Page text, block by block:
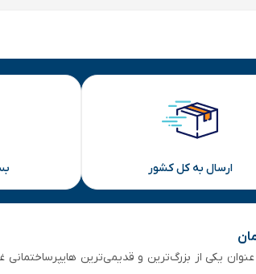
ارسال به کل کشور
۵۰ سال سابقه‌ درخشان، به عنوان یکی از بزرگ‌ترین و